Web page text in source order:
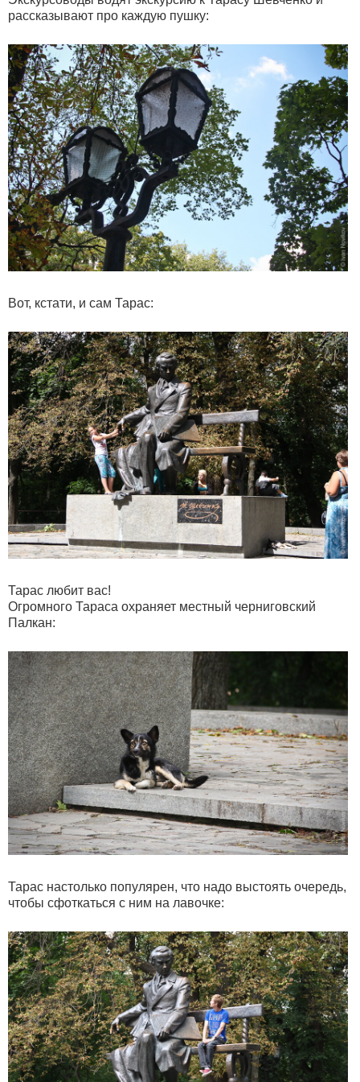
рассказывают про каждую пушку:
Вот, кстати, и сам Тарас:
Тарас любит вас!
Огромного Тараса охраняет местный черниговский
Палкан:
Тарас настолько популярен, что надо выстоять очередь,
чтобы сфоткаться с ним на лавочке: